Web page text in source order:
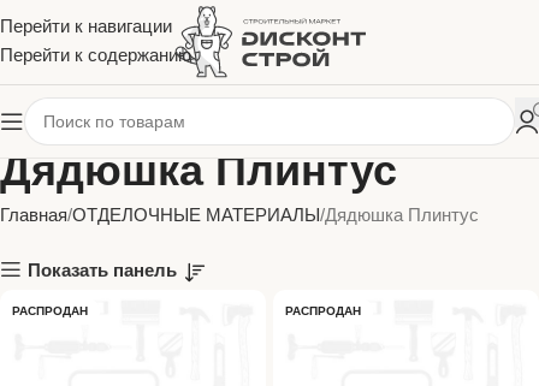
Перейти к навигации
Перейти к содержанию
Дядюшка Плинтус
Главная ОТДЕЛОЧНЫЕ МАТЕРИАЛЫ Дядюшка Плинтус
Показать панель
РАСПРОДАН РАСПРОДАН